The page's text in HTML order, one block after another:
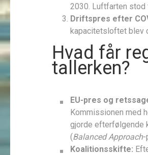
2030. Luftfarten stod
Driftspres efter
kapacitetsloftet blev
Hvad får
tallerken?
EU-pres og
Kommissionen med
gjorde efterfølgende
(Balanced Approach-
Koalitionsskifte: